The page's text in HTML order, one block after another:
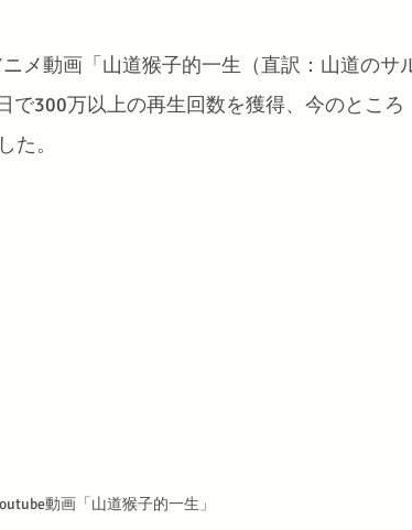
メ動画「山道猴子的一生（直訳：山道のサ
で300万以上の再生回数を獲得、今のところ
た。
動画「山道猴子的一生」